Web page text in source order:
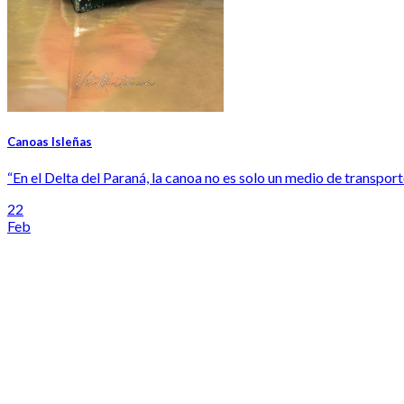
Canoas Isleñas
“En el Delta del Paraná, la canoa no es solo un medio de
22
Feb